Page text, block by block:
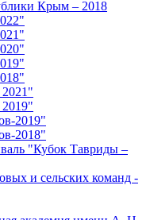
Крым – 2018
2019"
2018"
"Кубок Тавриды –
и сельских команд -